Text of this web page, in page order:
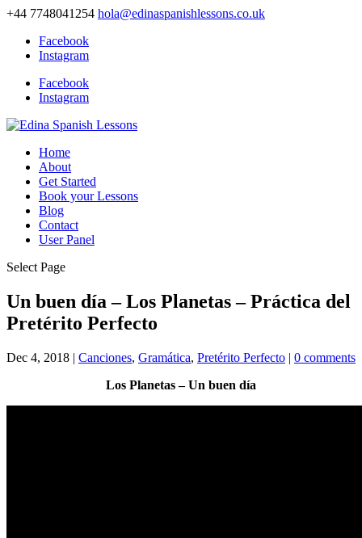
+44 7748041254 hola@edinaspanishlessons.co.uk
Facebook
Instagram
Facebook
Instagram
Home
About
Get Started
Book your Lessons
Blog
Contact
User Panel
Select Page
Un buen día – Los Planetas – Práctica del
Pretérito Perfecto
Dec 4, 2018 | Canciones, Gramática, Pretérito Perfecto | 0 comments
Los Planetas – Un buen día